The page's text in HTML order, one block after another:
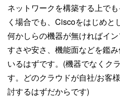
ネットワークを構築する上で
く場合でも、Ciscoをはじめと
何かしらの機器が無ければイ
すさや安さ、機能面などを鑑
いるはずです。(機器でなくク
す。どのクラウドが自社/お客
討するはずだからです)